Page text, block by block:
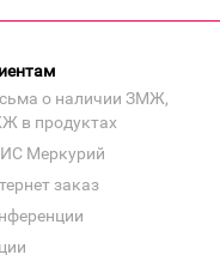
о наличии ЗМЖ,
в продуктах
Меркурий
заказ